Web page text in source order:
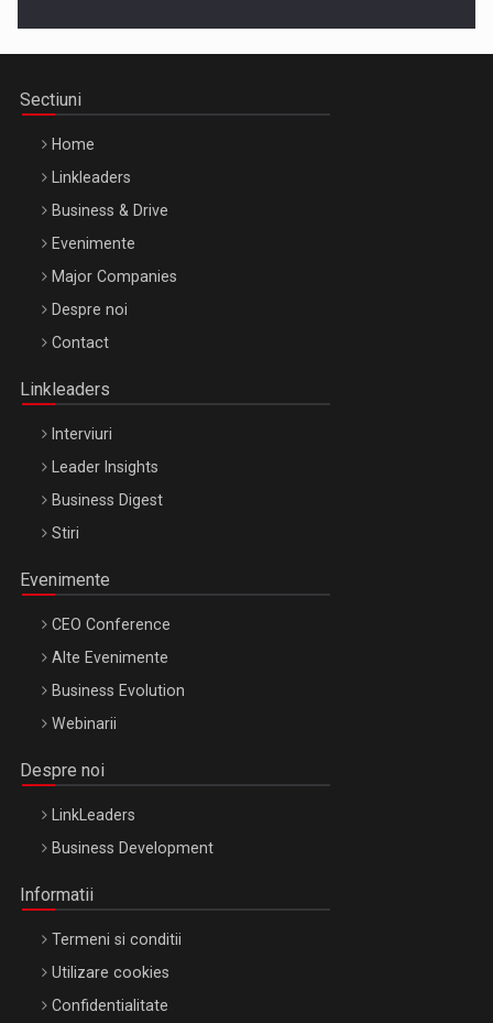
Be Inspired. Make it Happen!, ARTEMIS LETO, ORADEA, 8
Octombrie
Sectiuni
Home
Linkleaders
Business & Drive
Evenimente
Major Companies
Despre noi
Contact
Linkleaders
Interviuri
Leader Insights
Business Digest
Stiri
Evenimente
CEO Conference
Alte Evenimente
Business Evolution
Webinarii
Despre noi
LinkLeaders
Business Development
Informatii
Termeni si conditii
Utilizare cookies
Confidentialitate